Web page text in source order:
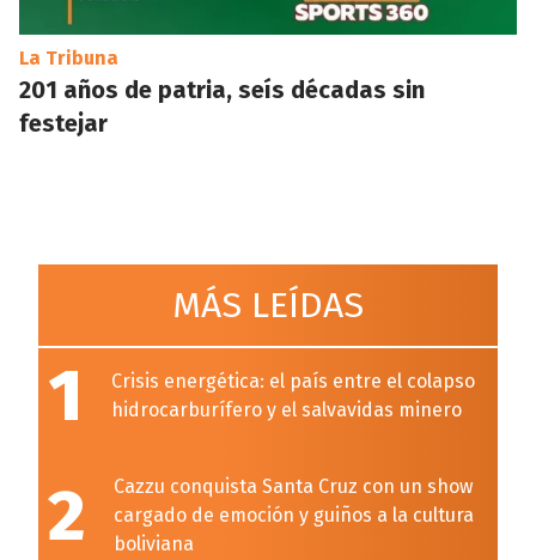
La Tribuna
201 años de patria, seís décadas sin
festejar
MÁS LEÍDAS
1
Crisis energética: el país entre el colapso
hidrocarburífero y el salvavidas minero
2
Cazzu conquista Santa Cruz con un show
cargado de emoción y guiños a la cultura
boliviana